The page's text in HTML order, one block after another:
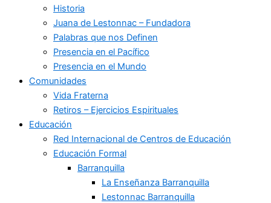
Historia
Juana de Lestonnac – Fundadora
Palabras que nos Definen
Presencia en el Pacífico
Presencia en el Mundo
Comunidades
Vida Fraterna
Retiros – Ejercicios Espirituales
Educación
Red Internacional de Centros de Educación
Educación Formal
Barranquilla
La Enseñanza Barranquilla
Lestonnac Barranquilla